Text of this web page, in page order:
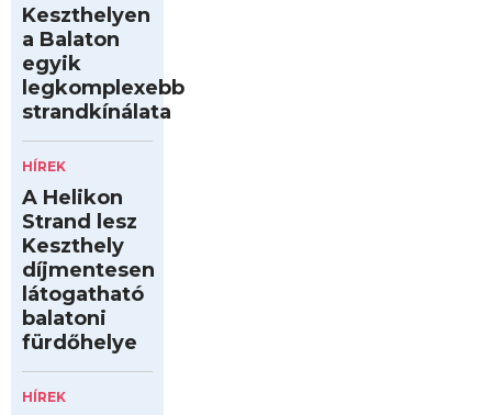
Keszthelyen
a Balaton
egyik
legkomplexebb
strandkínálata
HÍREK
A Helikon
Strand lesz
Keszthely
díjmentesen
látogatható
balatoni
fürdőhelye
HÍREK